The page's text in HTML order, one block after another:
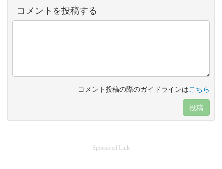
コメントを投稿する
コメント投稿の際のガイドラインはこちら
投稿
Sponsored Link